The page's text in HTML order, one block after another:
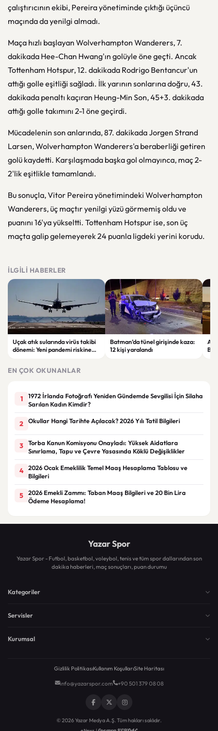
çalıştırıcının ekibi, Pereira yönetiminde çıktığı üçüncü
maçında da yenilgi almadı.
Maça hızlı başlayan Wolverhampton Wanderers, 7.
dakikada Hee-Chan Hwang'ın golüyle öne geçti. Ancak
Tottenham Hotspur, 12. dakikada Rodrigo Bentancur'un
attığı golle eşitliği sağladı. İlk yarının sonlarına doğru, 43.
dakikada penaltı kaçıran Heung-Min Son, 45+3. dakikada
attığı golle takımını 2-1 öne geçirdi.
Mücadelenin son anlarında, 87. dakikada Jorgen Strand
Larsen, Wolverhampton Wanderers'a beraberliği getiren
golü kaydetti. Karşılaşmada başka gol olmayınca, maç 2-
2'lik eşitlikle tamamlandı.
Bu sonuçla, Vitor Pereira yönetimindeki Wolverhampton
Wanderers, üç maçtır yenilgi yüzü görmemiş oldu ve
puanını 16'ya yükseltti. Tottenham Hotspur ise, son üç
maçta galip gelemeyerek 24 puanla ligdeki yerini korudu.
İLGILI HABERLER
Uçak atık sularında virüs takibi
dönemi: Yeni pandemi riskine
Batman’da tünel girişinde kaza:
12 kişi yaralandı
EN ÇOK OKUNANLAR
1
1972 İrlanda Fotoğrafı Yeniden Gündemde Sevgilisi İçin Silaha
Sarılan Kadın Kimdir?
2 Okullar Hangi Tarihte Açılacak? 2026 Yılı Tatil Bilgileri
3
Torba Kanun Komisyonu Onayladı: Yüksek Aidatlara
Sınırlama, Tapu ve Çevre Yasasında Köklü Değişiklikler
4
2026 Ocak Emeklilik Temel Maaş Hesaplama Tablosu ve
Bilgileri
5
2026 Emekli Zammı: Taban Maaş Bilgileri ve 20 Bin Lira
Ödeme Hesaplama!
Yazar Spor
Yazar Spor - Futbol, basketbol, voleybol, tenis ve tüm spor dallarından son
dakika haberleri, maç sonuçları, puan durumu
Kategoriler
Servisler
Kurumsal
Gizlilik PolitikasıKullanım KoşullarıSite Haritası
info@yazarspor.com +90 501 379 08 08
© 2026 Yazar Medya A.Ş. Tüm hakları saklıdır.